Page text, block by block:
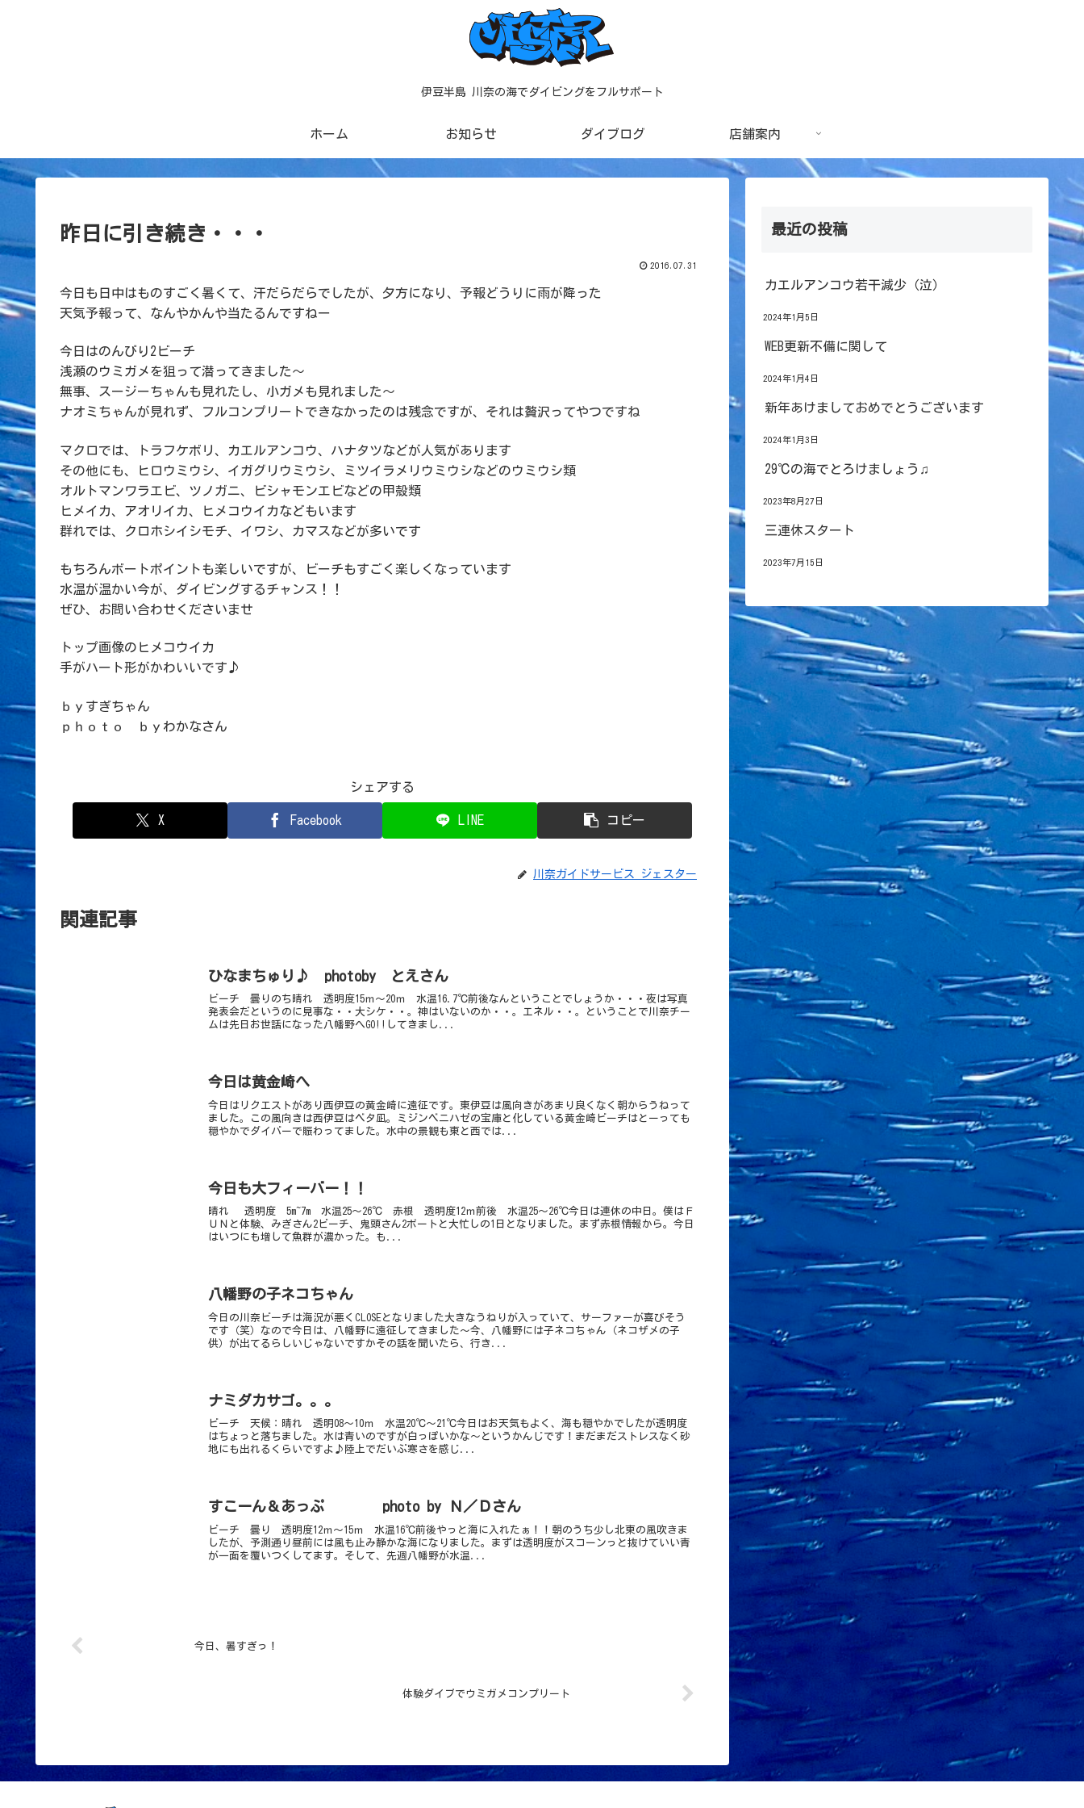
伊豆半島 川奈の海でダイビングをフルサポート
ホーム お知らせ ダイブログ 店舗案内
昨日に引き続き・・・
2016.07.31
今日も日中はものすごく暑くて、汗だらだらでしたが、夕方になり、予報どうりに雨が降った
天気予報って、なんやかんや当たるんですねー
今日はのんびり2ビーチ
浅瀬のウミガメを狙って潜ってきました～
無事、スージーちゃんも見れたし、小ガメも見れました～
ナオミちゃんが見れず、フルコンプリートできなかったのは残念ですが、それは贅沢ってやつですね
マクロでは、トラフケボリ、カエルアンコウ、ハナタツなどが人気があります
その他にも、ヒロウミウシ、イガグリウミウシ、ミツイラメリウミウシなどのウミウシ類
オルトマンワラエビ、ツノガニ、ビシャモンエビなどの甲殻類
ヒメイカ、アオリイカ、ヒメコウイカなどもいます
群れでは、クロホシイシモチ、イワシ、カマスなどが多いです
もちろんボートポイントも楽しいですが、ビーチもすごく楽しくなっています
水温が温かい今が、ダイビングするチャンス！！
ぜひ、お問い合わせくださいませ
トップ画像のヒメコウイカ
手がハート形がかわいいです♪
ｂｙすぎちゃん
ｐｈｏｔｏ ｂｙわかなさん
シェアする
X Facebook LINE コピー
川奈ガイドサービス ジェスター
関連記事
ひなまちゅり♪ photoby とえさん
ビーチ 曇りのち晴れ 透明度15ｍ～20ｍ 水温16.7℃前後なんということでしょうか・・・夜は写真
発表会だというのに見事な・・大シケ・・。神はいないのか・・。エネル・・。ということで川奈チー
ムは先日お世話になった八幡野へGO!!してきまし...
今日は黄金崎へ
今日はリクエストがあり西伊豆の黄金崎に遠征です。東伊豆は風向きがあまり良くなく朝からうねって
ました。この風向きは西伊豆はベタ凪。ミジンベニハゼの宝庫と化している黄金崎ビーチはとーっても
穏やかでダイバーで賑わってました。水中の景観も東と西では...
今日も大フィーバー！！
晴れ 透明度 5m~7m 水温25～26℃ 赤根 透明度12ｍ前後 水温25～26℃今日は連休の中日。僕はＦ
ＵＮと体験、みぎさん2ビーチ、鬼頭さん2ボートと大忙しの1日となりました。まず赤根情報から。今日
はいつにも増して魚群が濃かった。も...
八幡野の子ネコちゃん
今日の川奈ビーチは海況が悪くCLOSEとなりました大きなうねりが入っていて、サーファーが喜びそう
です（笑）なので今日は、八幡野に遠征してきました〜今、八幡野には子ネコちゃん（ネコザメの子
供）が出てるらしいじゃないですかその話を聞いたら、行き...
ナミダカサゴ。。。
ビーチ 天候：晴れ 透明08～10ｍ 水温20℃～21℃今日はお天気もよく、海も穏やかでしたが透明度
はちょっと落ちました。水は青いのですが白っぽいかな～というかんじです！まだまだストレスなく砂
地にも出れるくらいですよ♪陸上でだいぶ寒さを感じ...
すこーん＆あっぷ photo by Ｎ／Ｄさん
ビーチ 曇り 透明度12ｍ～15ｍ 水温16℃前後やっと海に入れたぁ！！朝のうち少し北東の風吹きま
したが、予測通り昼前には風も止み静かな海になりました。まずは透明度がスコーンっと抜けていい青
が一面を覆いつくしてます。そして、先週八幡野が水温...
今日、暑すぎっ！
体験ダイブでウミガメコンプリート
最近の投稿
カエルアンコウ若干減少（泣）
2024年1月5日
WEB更新不備に関して
2024年1月4日
新年あけましておめでとうございます
2024年1月3日
29℃の海でとろけましょう♫
2023年8月27日
三連休スタート
2023年7月15日